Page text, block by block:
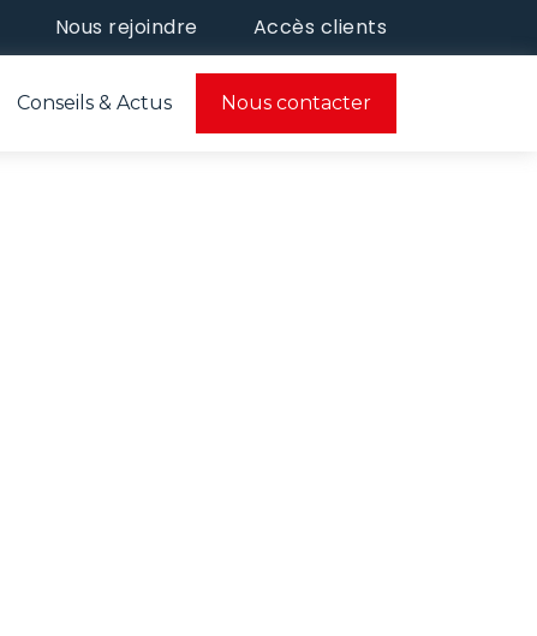
Nous rejoindre Accès clients
Conseils & Actus Nous contacter